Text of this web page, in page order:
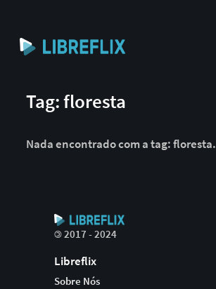
Tag: floresta
Nada encontrado com a tag: floresta.
©2017 - 2024
Libreflix
Sobre Nós